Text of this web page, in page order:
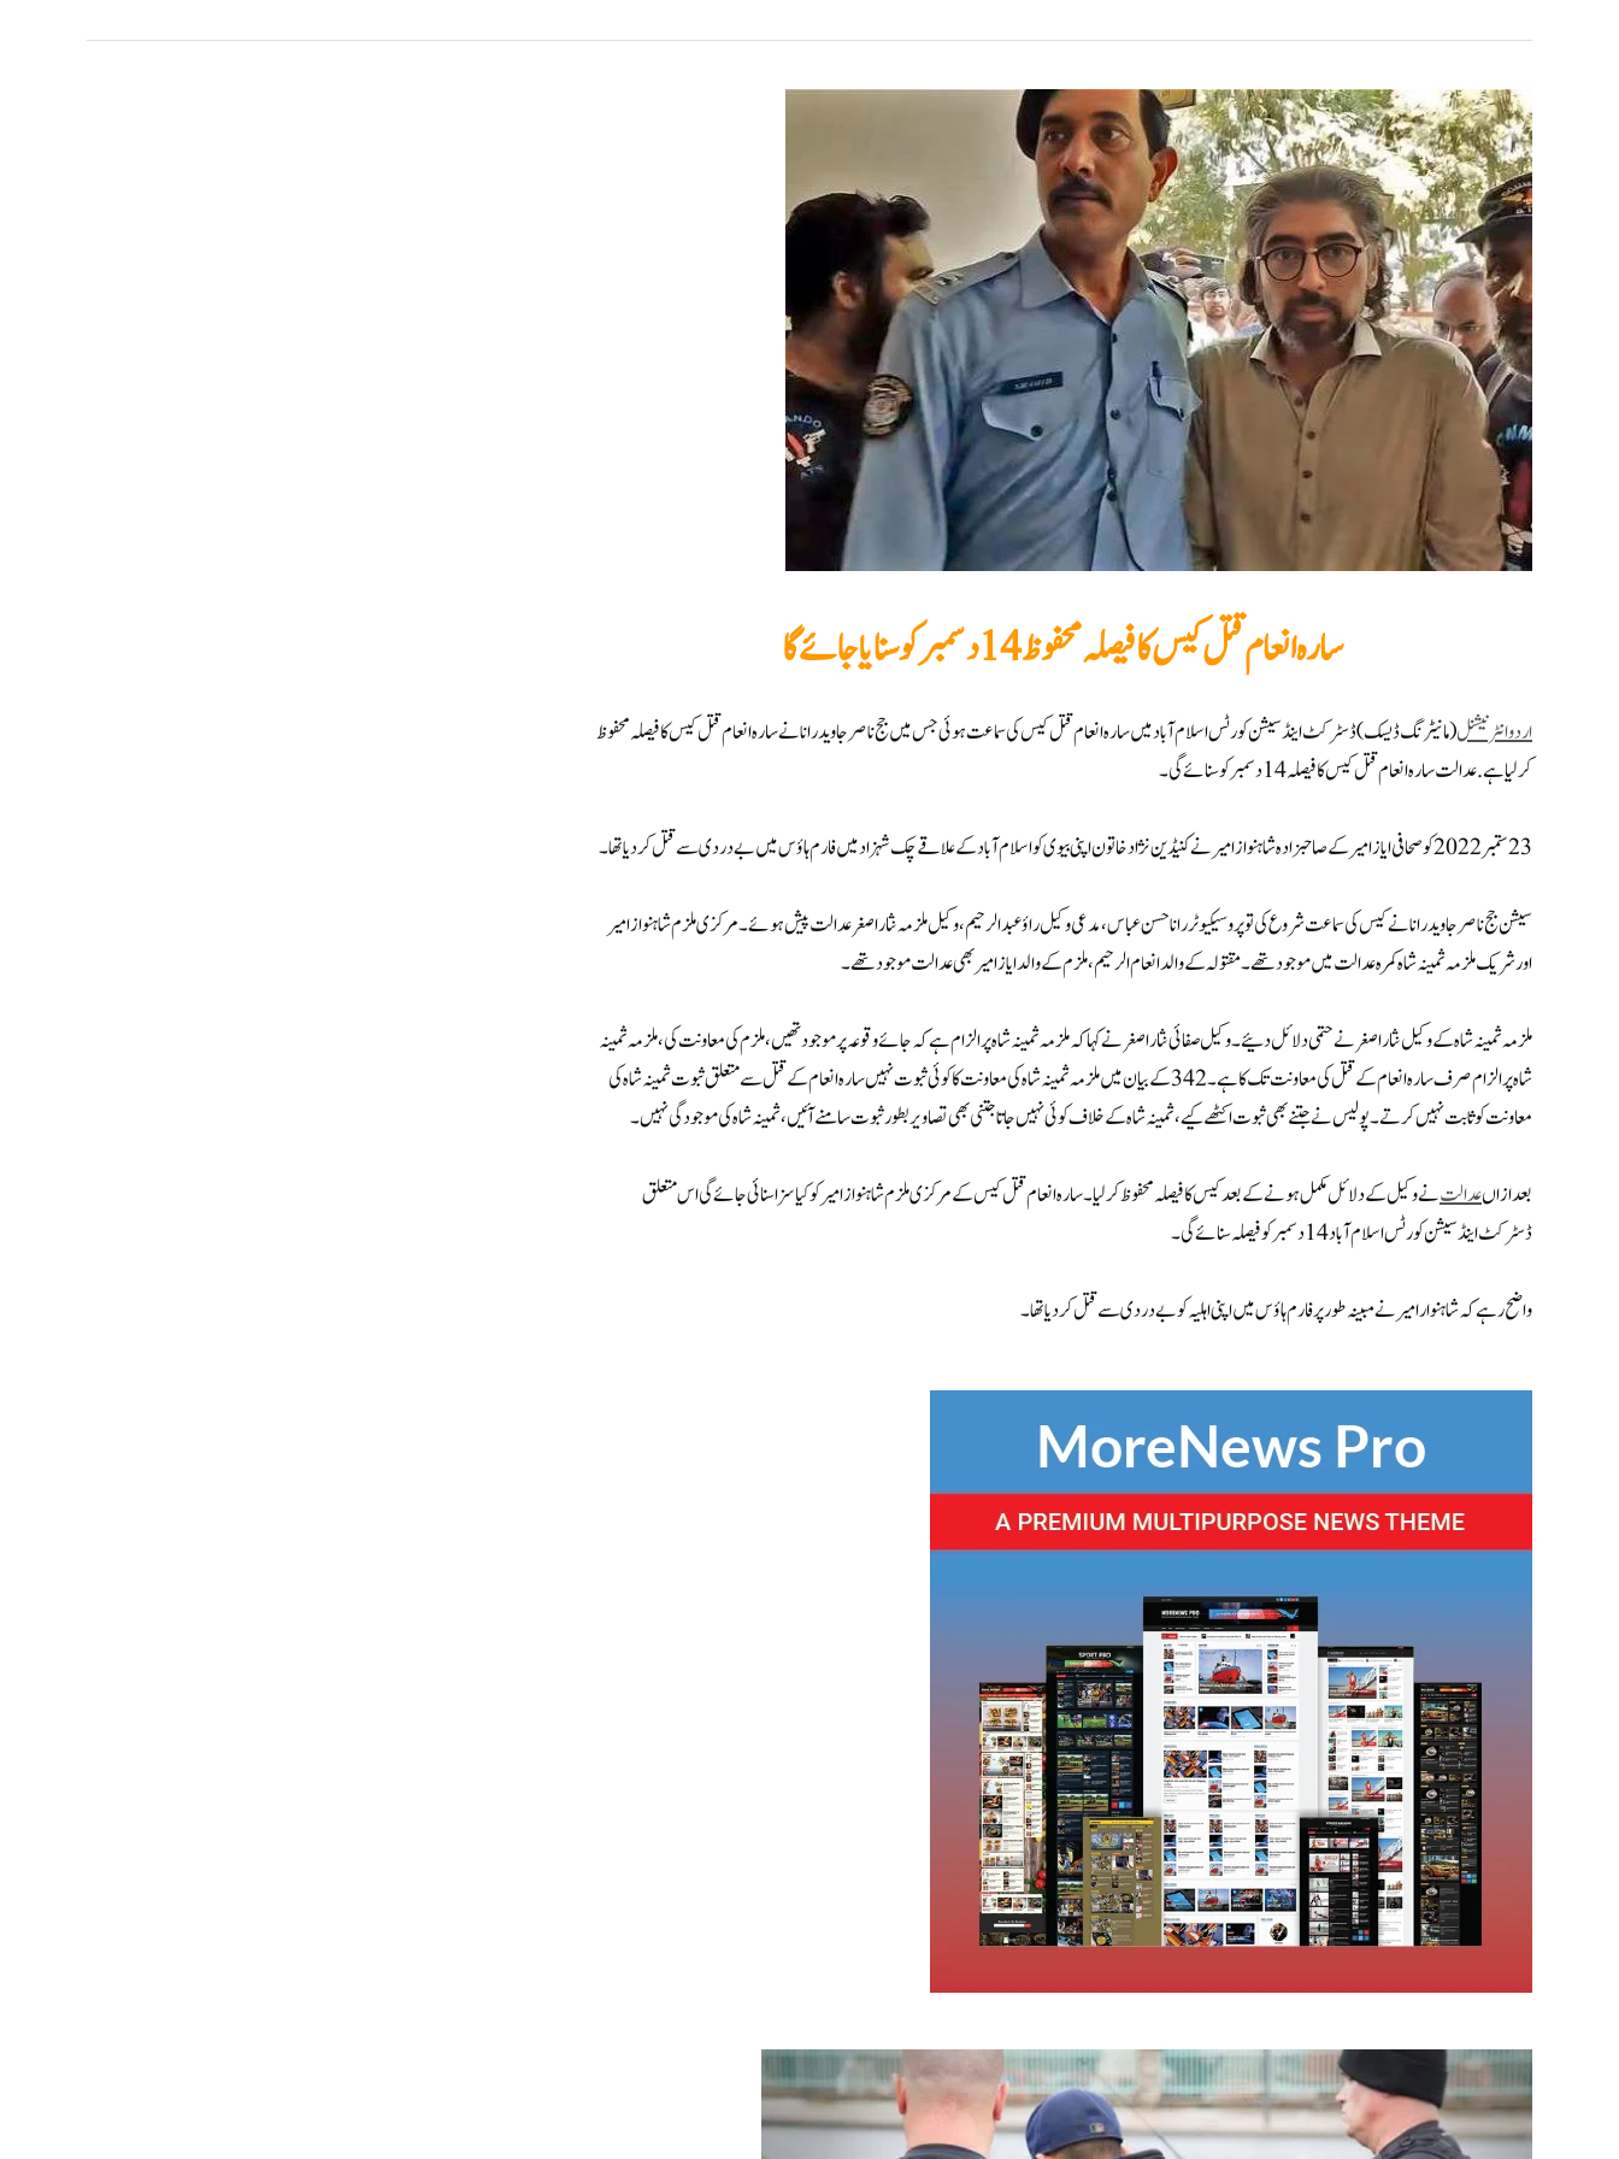
سارہ انعام قتل کیس کا فیصلہ محفوظ 14 دسمبر کو سنایا جائے گا
اردو انٹرنیشنل(مانیٹرنگ ڈیسک) ڈسٹرکٹ اینڈ سیشن کورٹس اسلام آباد میں سارہ انعام قتل کیس کی سماعت ہوئی جس میں جج ناصرجاویدرانا نے سارہ انعام قتل کیس کا فیصلہ محفوظ
کرلیاہے . عدالت سارہ انعام قتل کیس کا فیصلہ 14 دسمبر کو سنائے گی۔
23 ستمبر 2022 کو صحافی ایاز امیر کے صاحبزادہ شاہنواز امیر نے کنیڈین نژاد خاتون اپنی بیوی کو اسلام آباد کے علاقے چک شہزاد میں فارم ہاؤس میں بے دردی سے قتل کر دیا تھا۔
سیشن جج ناصرجاویدرانا نے کیس کی سماعت شروع کی تو پروسیکیوٹرراناحسن عباس، مدعی وکیل راؤ عبد الرحیم، وکیل ملزمہ نثاراصغر عدالت پیش ہوئے۔ مرکزی ملزم شاہنوازامیر
اور شریک ملزمہ ثمینہ شاہ کمرہ عدالت میں موجود تھے۔ مقتولہ کے والد انعام الرحیم، ملزم کے والدایازامیر بھی عدالت موجود تھے۔
ملزمہ ثمینہ شاہ کے وکیل نثاراصغر نے حتمی دلائل دئیے۔وکیل صفائی نثاراصغر نے کہا کہ ملزمہ ثمینہ شاہ پر الزام ہے کہ جائے وقوعہ پر موجود تھیں، ملزم کی معاونت کی، ملزمہ ثمینہ
شاہ پر الزام صرف سارہ انعام کے قتل کی معاونت تک کا ہے۔ 342 کے بیان میں ملزمہ ثمینہ شاہ کی معاونت کا کوئی ثبوت نہیں سارہ انعام کے قتل سے متعلق ثبوت ثمینہ شاہ کی
معاونت کو ثابت نہیں کرتے۔ پولیس نے جتنے بھی ثبوت اکٹھےکیے، ثمینہ شاہ کے خلاف کوئی نہیں جاتا جتنی بھی تصاویر بطور ثبوت سامنے آئیں، ثمینہ شاہ کی موجودگی نہیں۔
بعدازاںعدالتنے وکیل کے دلائل مکمل ہونے کے بعد کیس کا فیصلہ محفوظ کر لیا۔سارہ انعام قتل کیس کے مرکزی ملزم شاہنواز امیر کو کیا سزا سنائی جائے گی اس متعلق
ڈسٹرکٹ اینڈ سیشن کورٹس اسلام آباد 14 دسمبر کو فیصلہ سنائے گی۔
واضح رہے کہ شاہنوار امیر نے مبینہ طور پر فارم ہاؤس میں اپنی اہلیہ کو بے دردی سے قتل کر دیا تھا۔